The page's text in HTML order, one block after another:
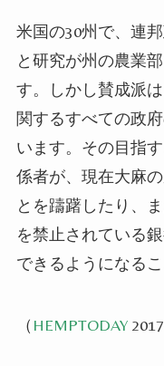
米国の30州で、連
と研究が州の農業
す。しかし賛成派
関するすべての政
います。その目指
係者が、現在大麻
とを躊躇したり 、
を禁止されている
できるようになるこ
（ HEMPTODAY